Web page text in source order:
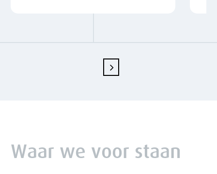
Waar we voor staan